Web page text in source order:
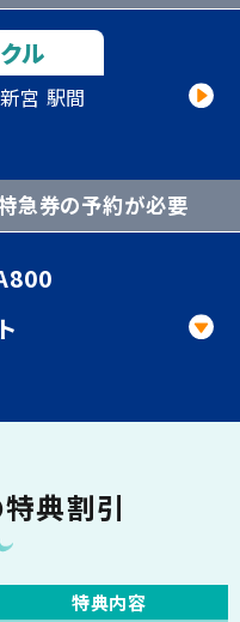
ル
宮 駅間
急券の予約が必要
典割引
特典内容